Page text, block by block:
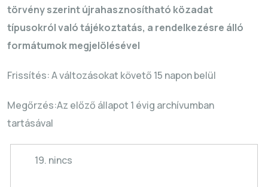
törvény szerintújrahasznosítható közadat
típusokról való tájékoztatás, a rendelkezésre álló
formátumok megjelölésével
Frissítés: A változásokat követő 15 napon belül
Megőrzés:Az előző állapot 1 évig archívumban
tartásával
19. nincs